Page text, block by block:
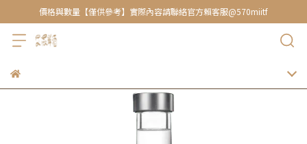
價格與數量【僅供參考】實際內容請聯絡官方賴客服@570miitf